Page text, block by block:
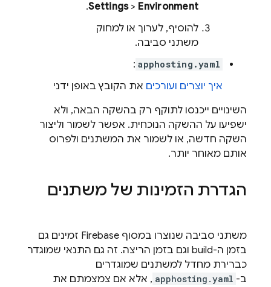
Settings> Environment
.
להוסיף, לערוך או למחוק
משתני סביבה.
apphosting.yaml
:
איך יוצרים ועורכים את הקובץ באופן ידני
השינויים ייכנסו לתוקף רק בהשקה הבאה, ולא
ישפיעו על ההשקה הנוכחית. אפשר לשמור וליצור
השקה חדשה, או לשמור את המשתנים ולפרוס
אותם מאוחר יותר.
הגדרת הזמינות של משתנים
משתני סביבה שנוצרו במסוף Firebase זמינים גם
בזמן ה-build וגם בזמן הריצה. זה גם התנאי שמוגדר
כברירת מחדל למשתנים שמוגדרים
ב- apphosting.yaml , אלא אם צמצמתם את